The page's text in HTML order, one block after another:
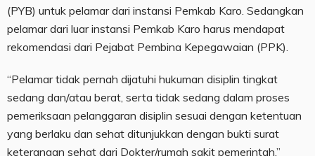
(PYB) untuk pelamar dari instansi Pemkab Karo. Sedangkan
pelamar dari luar instansi Pemkab Karo harus mendapat
rekomendasi dari Pejabat Pembina Kepegawaian (PPK).
“Pelamar tidak pernah dijatuhi hukuman disiplin tingkat
sedang dan/atau berat, serta tidak sedang dalam proses
pemeriksaan pelanggaran disiplin sesuai dengan ketentuan
yang berlaku dan sehat ditunjukkan dengan bukti surat
keterangan sehat dari Dokter/rumah sakit pemerintah,”